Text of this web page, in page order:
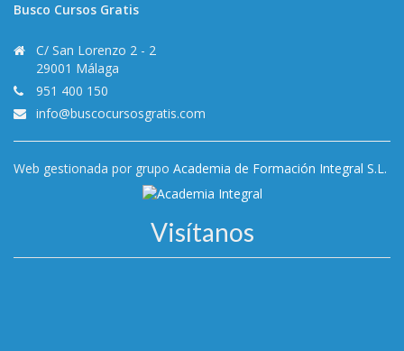
Busco Cursos Gratis
C/ San Lorenzo 2 - 2
29001 Málaga
951 400 150
info@buscocursosgratis.com
Web gestionada por grupo Academia de Formación Integral S.L.
Visítanos